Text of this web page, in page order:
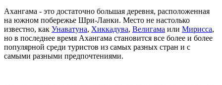
Ахангама - это достаточно большая деревня, расположенная
на южном побережье Шри-Ланки. Место не настолько
известно, как Унаватуна, Хиккадува, Велигама или Мирисса,
но в последнее время Ахангама становится все более и более
популярной среди туристов из самых разных стран и с
самыми разными предпочтениями.